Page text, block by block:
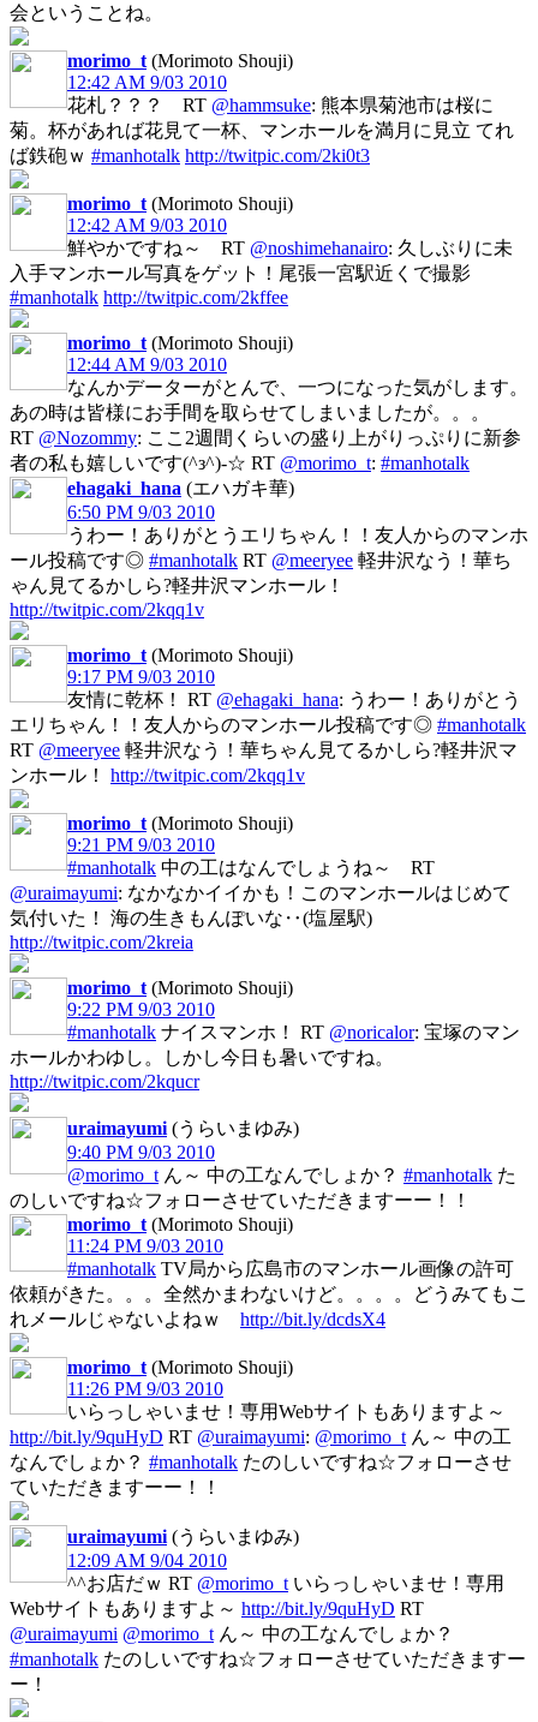
会ということね。
morimo_t (Morimoto Shouji)
12:42 AM 9/03 2010
花札？？？ RT @hammsuke: 熊本県菊池市は桜に
菊。杯があれば花見て一杯、マンホールを満月に見立 てれ
ば鉄砲ｗ #manhotalk http://twitpic.com/2ki0t3
morimo_t (Morimoto Shouji)
12:42 AM 9/03 2010
鮮やかですね～ RT @noshimehanairo: 久しぶりに未
入手マンホール写真をゲット！尾張一宮駅近くで撮影
#manhotalk http://twitpic.com/2kffee
morimo_t (Morimoto Shouji)
12:44 AM 9/03 2010
なんかデーターがとんで、一つになった気がします。
あの時は皆様にお手間を取らせてしまいましたが。。。
RT @Nozommy: ここ2週間くらいの盛り上がりっぷりに新参
者の私も嬉しいです(^з^)-☆ RT @morimo_t: #manhotalk
ehagaki_hana (エハガキ華)
6:50 PM 9/03 2010
うわー！ありがとうエリちゃん！！友人からのマンホ
ール投稿です◎ #manhotalk RT @meeryee 軽井沢なう！華ち
ゃん見てるかしら?軽井沢マンホール！
http://twitpic.com/2kqq1v
morimo_t (Morimoto Shouji)
9:17 PM 9/03 2010
友情に乾杯！ RT @ehagaki_hana: うわー！ありがとう
エリちゃん！！友人からのマンホール投稿です◎ #manhotalk
RT @meeryee 軽井沢なう！華ちゃん見てるかしら?軽井沢マ
ンホール！ http://twitpic.com/2kqq1v
morimo_t (Morimoto Shouji)
9:21 PM 9/03 2010
#manhotalk 中の工はなんでしょうね～ RT
@uraimayumi: なかなかイイかも！このマンホールはじめて
気付いた！ 海の生きもんぽいな‥(塩屋駅)
http://twitpic.com/2kreia
morimo_t (Morimoto Shouji)
9:22 PM 9/03 2010
#manhotalk ナイスマンホ！ RT @noricalor: 宝塚のマン
ホールかわゆし。しかし今日も暑いですね。
http://twitpic.com/2kqucr
uraimayumi (うらいまゆみ)
9:40 PM 9/03 2010
@morimo_t ん～ 中の工なんでしょか？ #manhotalk た
のしいですね☆フォローさせていただきますーー！！
morimo_t (Morimoto Shouji)
11:24 PM 9/03 2010
#manhotalk TV局から広島市のマンホール画像の許可
依頼がきた。。。全然かまわないけど。。。。どうみてもこ
れメールじゃないよねｗ http://bit.ly/dcdsX4
morimo_t (Morimoto Shouji)
11:26 PM 9/03 2010
いらっしゃいませ！専用Webサイトもありますよ～
http://bit.ly/9quHyD RT @uraimayumi: @morimo_t ん～ 中の工
なんでしょか？ #manhotalk たのしいですね☆フォローさせ
ていただきますーー！！
uraimayumi (うらいまゆみ)
12:09 AM 9/04 2010
^^お店だｗ RT @morimo_t いらっしゃいませ！専用
Webサイトもありますよ～ http://bit.ly/9quHyD RT
@uraimayumi @morimo_t ん～ 中の工なんでしょか？
#manhotalk たのしいですね☆フォローさせていただきますー
ー！